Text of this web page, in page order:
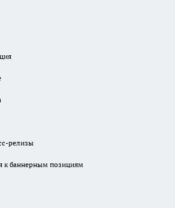
релизы
к баннерным позициям